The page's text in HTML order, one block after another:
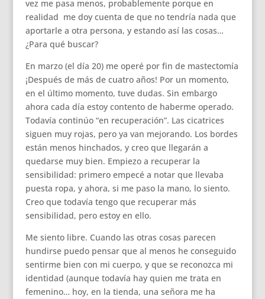
vez me pasa menos, probablemente porque en
realidad me doy cuenta de que no tendría nada que
aportarle a otra persona, y estando así las cosas…
¿Para qué buscar?
En marzo (el día 20) me operé por fin de mastectomía
¡Después de más de cuatro años! Por un momento,
en el último momento, tuve dudas. Sin embargo
ahora cada día estoy contento de haberme operado.
Todavía continúo “en recuperación”. Las cicatrices
siguen muy rojas, pero ya van mejorando. Los bordes
están menos hinchados, y creo que llegarán a
quedarse muy bien. Empiezo a recuperar la
sensibilidad: primero empecé a notar que llevaba
puesta ropa, y ahora, si me paso la mano, lo siento.
Creo que todavía tengo que recuperar más
sensibilidad, pero estoy en ello.
Me siento libre. Cuando las otras cosas parecen
hundirse puedo pensar que al menos he conseguido
sentirme bien con mi cuerpo, y que se reconozca mi
identidad (aunque todavía hay quien me trata en
femenino… hoy, en la tienda, una señora me ha